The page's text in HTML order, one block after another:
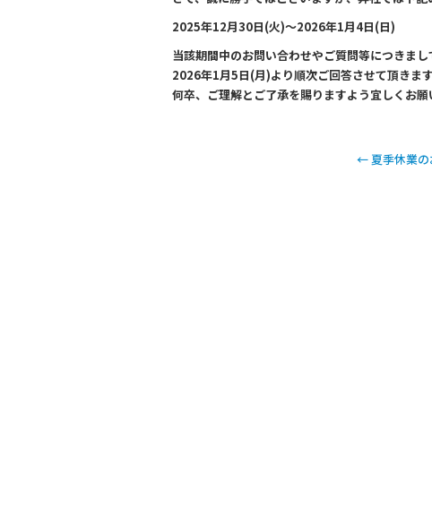
e
b
o
o
2025年12月30日(火)～2026年1月4日(日)
当該期間中のお問い合わせやご質問等につきまし
2026年1月5日(月)より順次ご回答させて頂きます
何卒、ご理解とご了承を賜りますよう宜しくお願
←夏季休業